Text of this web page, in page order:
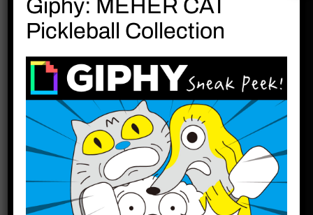
Instituto Catalán
Pza. de la Poesía 18, ático A
08035 BARCELONA
●Pza. = plaza 廣場
●la Poesía = 詩意
● ático A = 閣樓 A
Giphy: MEHER CAT
Pickleball Collection